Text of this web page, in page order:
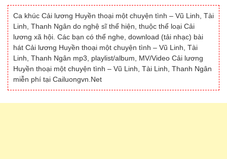
Ca khúc Cải lương Huyền thoại một chuyện tình – Vũ Linh, Tài
Linh, Thanh Ngân do nghệ sĩ thể hiện, thuộc thể loại Cải
lương xã hội. Các bạn có thể nghe, download (tải nhạc) bài
hát Cải lương Huyền thoại một chuyện tình – Vũ Linh, Tài
Linh, Thanh Ngân mp3, playlist/album, MV/Video Cải lương
Huyền thoại một chuyện tình – Vũ Linh, Tài Linh, Thanh Ngân
miễn phí tại Cailuongvn.Net